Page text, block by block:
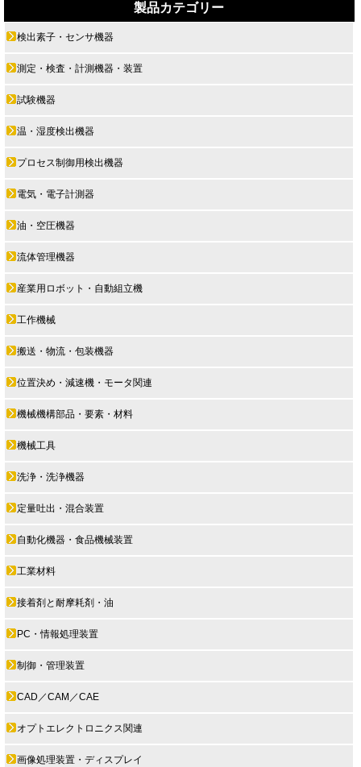
製品カテゴリー
検出素子・センサ機器
測定・検査・計測機器・装置
試験機器
温・湿度検出機器
プロセス制御用検出機器
電気・電子計測器
油・空圧機器
流体管理機器
産業用ロボット・自動組立機
工作機械
搬送・物流・包装機器
位置決め・減速機・モータ関連
機械機構部品・要素・材料
機械工具
洗浄・洗浄機器
定量吐出・混合装置
自動化機器・食品機械装置
工業材料
接着剤と耐摩耗剤・油
PC・情報処理装置
制御・管理装置
CAD／CAM／CAE
オプトエレクトロニクス関連
画像処理装置・ディスプレイ